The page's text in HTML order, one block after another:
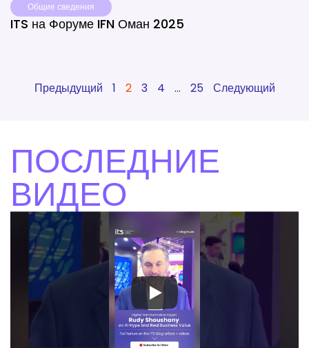
Общие сведения
ITS на Форуме IFN Оман 2025
Предыдущий 1 2 3 4 ... 25 Следующий
ПОСЛЕДНИЕ
ВИДЕО